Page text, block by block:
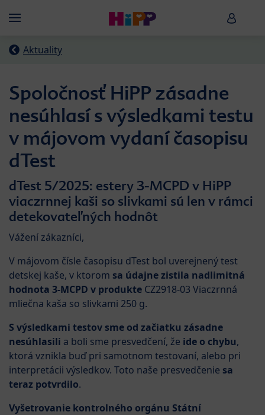
Menü HiPP
Aktuality
Spoločnosť HiPP zásadne
nesúhlasí s výsledkami testu
v májovom vydaní časopisu
dTest
dTest 5/2025: estery 3-MCPD v HiPP
viaczrnnej kaši so slivkami sú len v rámci
detekovateľných hodnôt
Vážení zákazníci,
V májovom čísle časopisu dTest bol uverejnený test
detskej kaše, v ktorom sa údajne zistila nadlimitná
hodnota 3-MCPD v produkte CZ2918-03 Viaczrnná
mliečna kaša so slivkami 250 g.
S výsledkami testov sme od začiatku zásadne
nesúhlasili a boli sme presvedčení, že ide o chybu,
ktorá vznikla buď pri samotnom testovaní, alebo pri
interpretácii výsledkov. Toto naše presvedčenie sa
teraz potvrdilo.
Vyšetrovanie kontrolného orgánu Státní